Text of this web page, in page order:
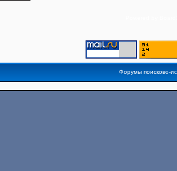
Форумы поисково-